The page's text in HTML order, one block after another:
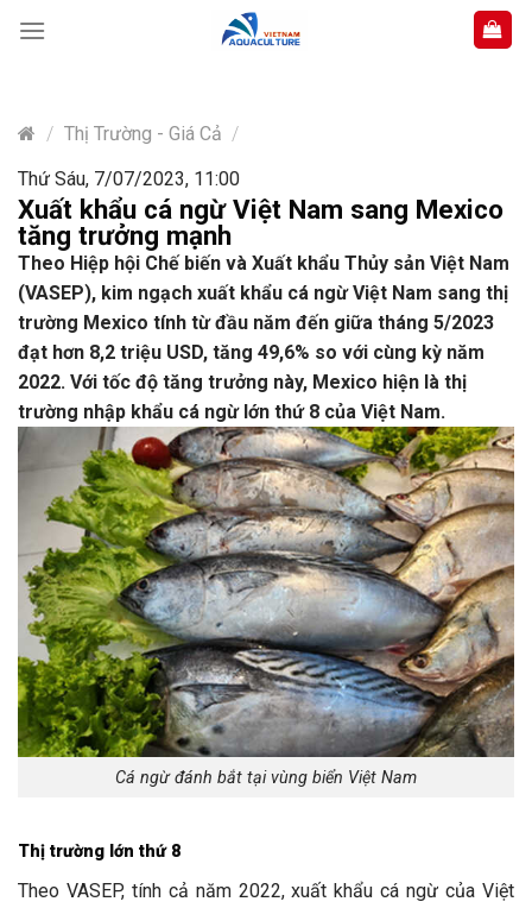
content
/ Thị Trường - Giá Cả /
Thứ Sáu, 7/07/2023, 11:00
Xuất khẩu cá ngừ Việt Nam sang Mexico
tăng trưởng mạnh
Theo Hiệp hội Chế biến và Xuất khẩu Thủy sản Việt Nam
(VASEP), kim ngạch xuất khẩu cá ngừ Việt Nam sang thị
trường Mexico tính từ đầu năm đến giữa tháng 5/2023
đạt hơn 8,2 triệu USD, tăng 49,6% so với cùng kỳ năm
2022. Với tốc độ tăng trưởng này, Mexico hiện là thị
trường nhập khẩu cá ngừ lớn thứ 8 của Việt Nam.
Cá ngừ đánh bắt tại vùng biển Việt Nam
Thị trường lớn thứ 8
Theo VASEP, tính cả năm 2022, xuất khẩu cá ngừ của Việt